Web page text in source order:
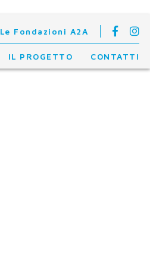
Le Fondazioni A2A
IL PROGETTO CONTATTI